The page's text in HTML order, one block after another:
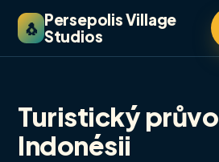
🐧 Persepolis Village
Studios
Turistický
Indonésii